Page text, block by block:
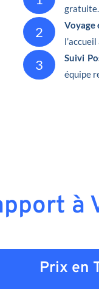
gratuite.
2 Voyage
3 Suivi
équipe
à
Prix en